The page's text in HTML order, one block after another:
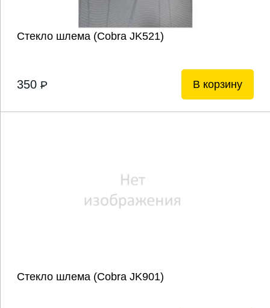
Стекло шлема (Cobra JK521)
350 P В корзину
Стекло шлема (Cobra JK901)